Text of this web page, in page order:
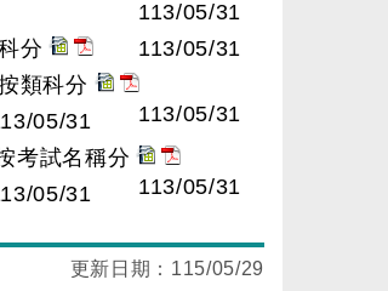
113/05/31
分
113/05/31
類科分
113/05/31
05/31
考試名稱分
113/05/31
05/31
更新日期： 115/05/29